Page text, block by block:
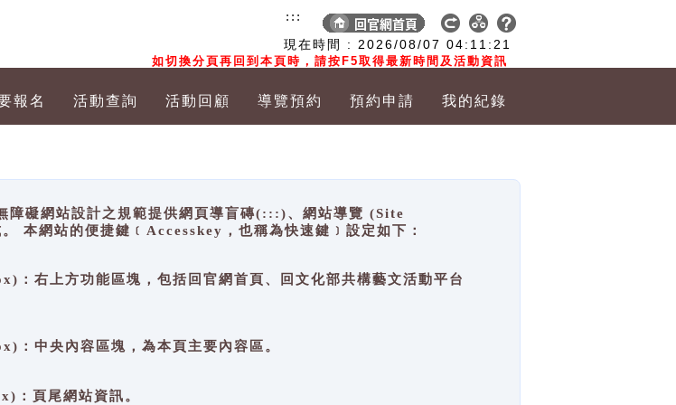
現在時間 : 2026/08/07 04:11:21
如切換分頁再回到本頁時，請按F5取得最新時間及活動資訊
:::
報名 活動查詢 活動回顧 導覽預約 預約申請 我的紀錄
障礙網站設計之規範提供網頁導盲磚(:::)、網站導覽 (Site
網站的便捷鍵﹝Accesskey，也稱為快速鍵﹞設定如下：
上方功能區塊，包括回官網首頁、回文化部共構藝文活動平台
中央內容區塊，為本頁主要內容區。
頁尾網站資訊。